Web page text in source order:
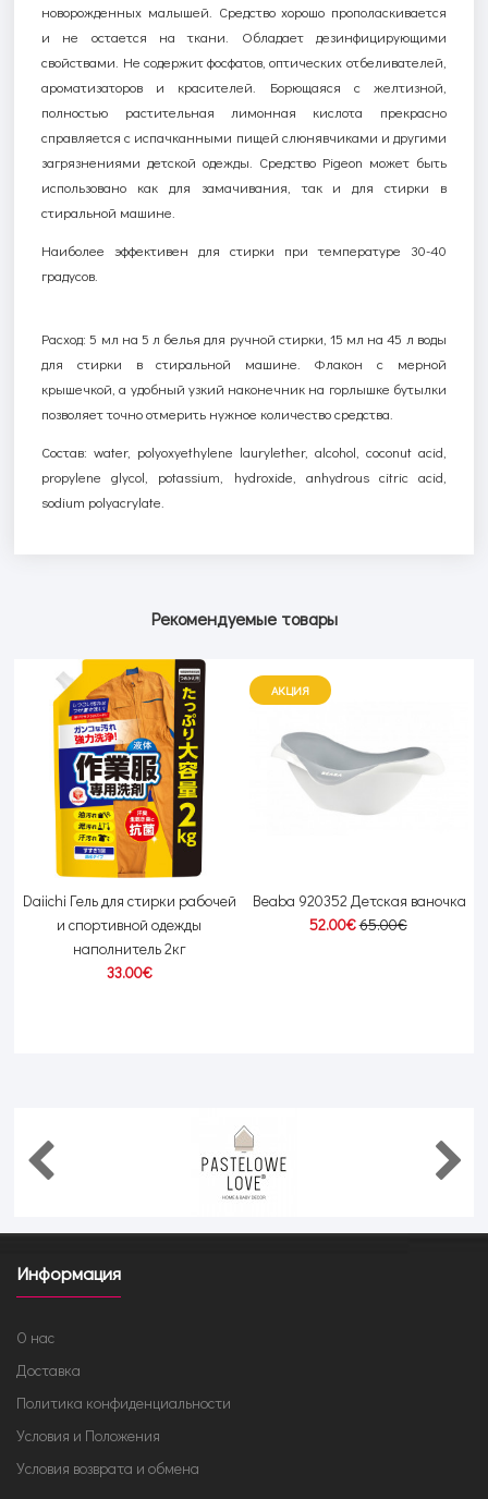
новорожденных малышей. Средство хорошо прополаскивается
и не остается на ткани. Обладает дезинфицирующими
свойствами. Не содержит фосфатов, оптических отбеливателей,
ароматизаторов и красителей. Борющаяся с желтизной,
полностью растительная лимонная кислота прекрасно
справляется с испачканными пищей слюнявчиками и другими
загрязнениями детской одежды. Средство Pigeon может быть
использовано как для замачивания, так и для стирки в
стиральной машине.
Наиболее эффективен для стирки при температуре 30-40
градусов.
Расход: 5 мл на 5 л белья для ручной стирки, 15 мл на 45 л воды
для стирки в стиральной машине. Флакон с мерной
крышечкой, а удобный узкий наконечник на горлышке бутылки
позволяет точно отмерить нужное количество средства.
Состав:water, рolyoxyethylene laurylether, alcohol coconut acid
propylene
glycol potassium hydroxide , аnhydrousсitricаcid
sodium polyacrylate
Рекомендуемые товары
Daiichi Гель для стирки рабочей
и спортивной одежды
наполнитель 2кг
33.00€
АКЦИЯ
Beaba 920352 Детская ваночка
52.00€65.00€
Информация
О нас
Доставка
Политика конфиденциальности
Условия и Положения
Условия возврата и обмена